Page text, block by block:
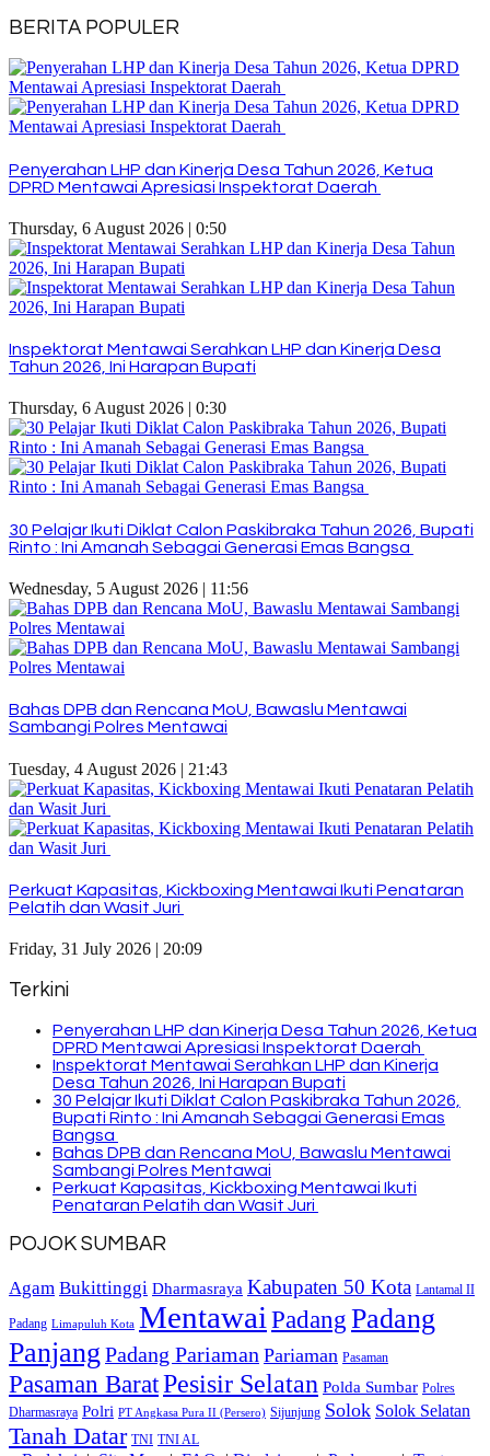
BERITA POPULER
Penyerahan LHP dan Kinerja Desa Tahun 2026, Ketua
DPRD Mentawai Apresiasi Inspektorat Daerah
Thursday, 6 August 2026 | 0:50
Inspektorat Mentawai Serahkan LHP dan Kinerja Desa
Tahun 2026, Ini Harapan Bupati
Thursday, 6 August 2026 | 0:30
30 Pelajar Ikuti Diklat Calon Paskibraka Tahun 2026, Bupati
Rinto : Ini Amanah Sebagai Generasi Emas Bangsa
Wednesday, 5 August 2026 | 11:56
Bahas DPB dan Rencana MoU, Bawaslu Mentawai
Sambangi Polres Mentawai
Tuesday, 4 August 2026 | 21:43
Perkuat Kapasitas, Kickboxing Mentawai Ikuti Penataran
Pelatih dan Wasit Juri
Friday, 31 July 2026 | 20:09
Terkini
Penyerahan LHP dan Kinerja Desa Tahun 2026, Ketua
DPRD Mentawai Apresiasi Inspektorat Daerah
Inspektorat Mentawai Serahkan LHP dan Kinerja
Desa Tahun 2026, Ini Harapan Bupati
30 Pelajar Ikuti Diklat Calon Paskibraka Tahun 2026,
Bupati Rinto : Ini Amanah Sebagai Generasi Emas
Bangsa
Bahas DPB dan Rencana MoU, Bawaslu Mentawai
Sambangi Polres Mentawai
Perkuat Kapasitas, Kickboxing Mentawai Ikuti
Penataran Pelatih dan Wasit Juri
POJOK SUMBAR
Agam Bukittinggi Dharmasraya Kabupaten 50 Kota Lantamal II
Padang Limapuluh Kota Mentawai PadangPadang
Panjang Padang Pariaman Pariaman Pasaman
Pasaman BaratPesisir Selatan Polda Sumbar Polres
Dharmasraya Polri PT Angkasa Pura II (Persero) Sijunjung Solok Solok Selatan
Tanah Datar TNI TNI AL